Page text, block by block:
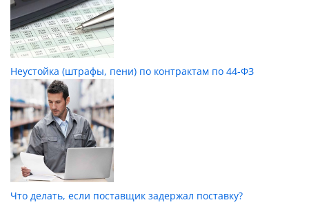
Неустойка (штрафы, пени) по контрактам по 44-ФЗ
Что делать, если поставщик задержал поставку?